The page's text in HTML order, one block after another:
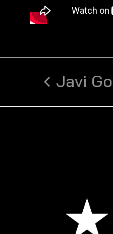
Javi